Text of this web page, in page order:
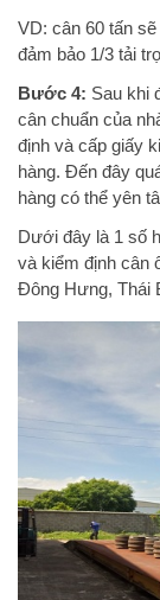
VD: cân 60 tấn
đảm bảo 1/3 tải
Bước 4: Sau khi
cân chuẩn của
định và cấp giấy
hàng. Đến đây
hàng có thể yên
Dưới đây là 1 số
và kiểm định cân
Đông Hưng, Thái